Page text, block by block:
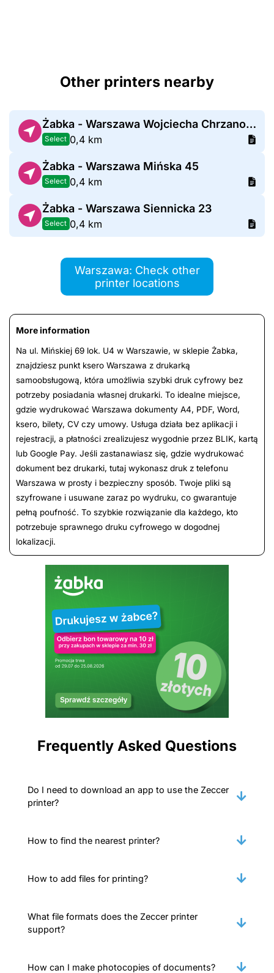
Other printers nearby
Żabka - Warszawa Wojciecha Chrzanowskiego 14
Select 0,4 km
Żabka - Warszawa Mińska 45
Select 0,4 km
Żabka - Warszawa Siennicka 23
Select 0,4 km
Warszawa: Check other
printer locations
More information
Na ul. Mińskiej 69 lok. U4 w Warszawie, w sklepie Żabka,
znajdziesz punkt ksero Warszawa z drukarką
samoobsługową, która umożliwia szybki druk cyfrowy bez
potrzeby posiadania własnej drukarki. To idealne miejsce,
gdzie wydrukować Warszawa dokumenty A4, PDF, Word,
ksero, bilety, CV czy umowy. Usługa działa bez aplikacji i
rejestracji, a płatności zrealizujesz wygodnie przez BLIK, kartą
lub Google Pay. Jeśli zastanawiasz się, gdzie wydrukować
dokument bez drukarki, tutaj wykonasz druk z telefonu
Warszawa w prosty i bezpieczny sposób. Twoje pliki są
szyfrowane i usuwane zaraz po wydruku, co gwarantuje
pełną poufność. To szybkie rozwiązanie dla każdego, kto
potrzebuje sprawnego druku cyfrowego w dogodnej
lokalizacji.
Frequently Asked Questions
Do I need to download an app to use the Zeccer
printer?
How to find the nearest printer?
How to add files for printing?
What file formats does the Zeccer printer
support?
How can I make photocopies of documents?